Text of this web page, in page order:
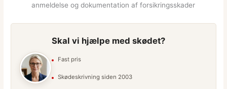
anmeldelse og dokumentation af forsikringsskader
Skal vi hjælpe med skødet?
Fast pris
Skødeskrivning siden 2003